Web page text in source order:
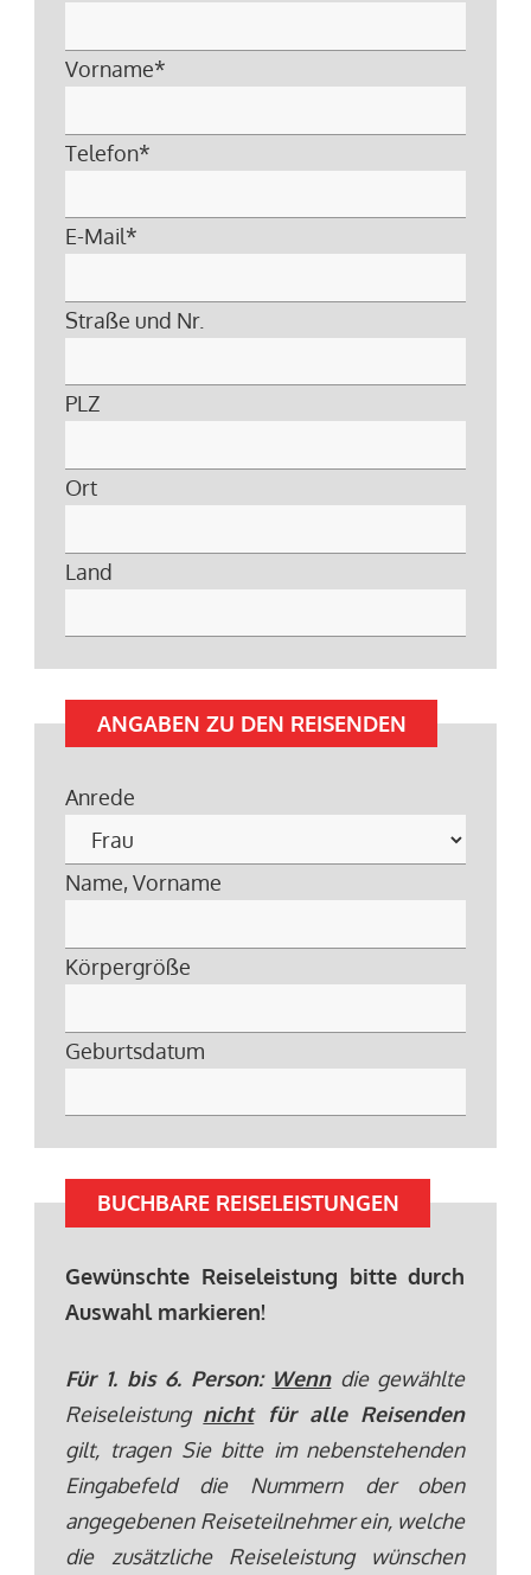
Vorname*
Telefon*
E-Mail*
Straße und Nr.
PLZ
Ort
Land
ANGABEN ZU DEN REISENDEN
Anrede
Name, Vorname
Körpergröße
Geburtsdatum
BUCHBARE REISELEISTUNGEN
Gewünschte Reiseleistung bitte durch
Auswahl markieren!
Für 1. bis 6. Person: Wenn die gewählte
Reiseleistung nichtfür alle Reisenden
gilt, tragen Sie bitte im nebenstehenden
Eingabefeld die Nummern der oben
angegebenen Reiseteilnehmer ein, welche
die zusätzliche Reiseleistung wünschen